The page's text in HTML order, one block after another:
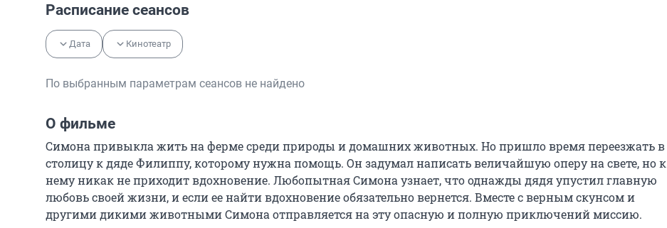
Расписание сеансов
Дата Кинотеатр
По выбранным параметрам сеансов не найдено
О фильме
Симона привыкла жить на ферме среди природы и домашних животных. Но пришло время переезжать в
столицу к дяде Филиппу, которому нужна помощь. Он задумал написать величайшую оперу на свете, но к
нему никак не приходит вдохновение. Любопытная Симона узнает, что однажды дядя упустил главную
любовь своей жизни, и если ее найти вдохновение обязательно вернется. Вместе с верным скунсом и
другими дикими животными Симона отправляется на эту опасную и полную приключений миссию.